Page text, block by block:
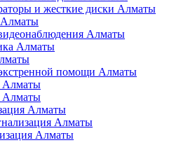
и жесткие диски Алматы
Алматы
Алматы
Алматы
помощи Алматы
Алматы
Алматы
Алматы
Алматы